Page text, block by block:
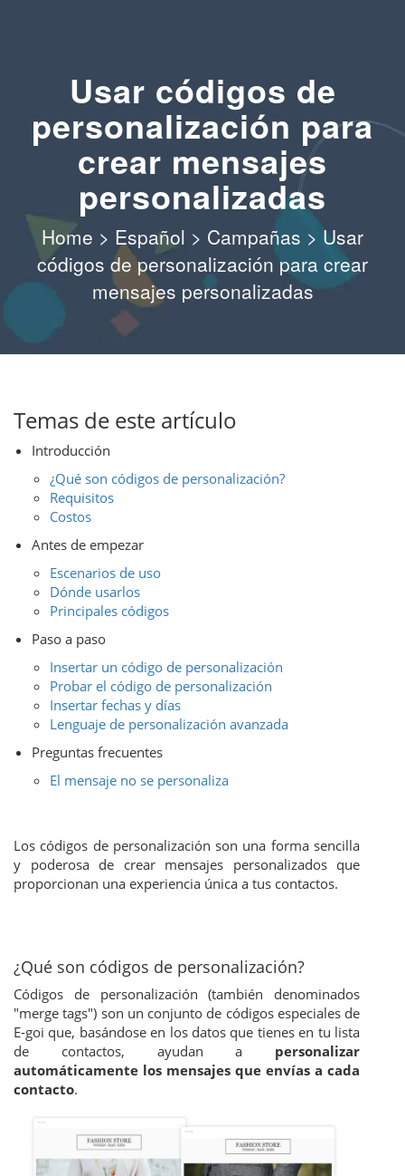
Usar códigos de
personalización para
crear mensajes
personalizadas
Home > Español > Campañas > Usar
códigos de personalización para crear
mensajes personalizadas
Temas de este artículo
Introducción
¿Qué son códigos de personalización?
Requisitos
Costos
Antes de empezar
Escenarios de uso
Dónde usarlos
Principales códigos
Paso a paso
Insertar un código de personalización
Probar el código de personalización
Insertar fechas y días
Lenguaje de personalización avanzada
Preguntas frecuentes
El mensaje no se personaliza
Los códigos de personalización son una forma sencilla
y poderosa de crear mensajes personalizados que
proporcionan una experiencia única a tus contactos.
¿Qué son códigos de personalización?
Códigos de personalización (también denominados
"merge tags") son un conjunto de códigos especiales de
E-goi que, basándose en los datos que tienes en tu lista
de contactos, ayudan a personalizar
automáticamente los mensajes que envías a cada
contacto.